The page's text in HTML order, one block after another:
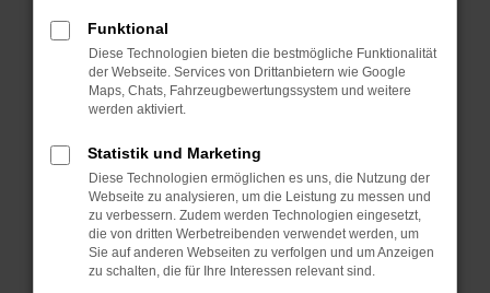
Das kann manchmal helfen, vorübergehende
Probleme zu beheben.
Stelle sicher, dass dein Browser und dein
Betriebssystem auf dem neuesten Stand sind.
Sicherheitsrisiko, sondern kann auch dazu führen,
dass bestimmte Funktionen nicht mehr
unterstützt werden.
Wende dich an den Webseitenbetreiber.
Wenn du alle oben genannten Schritte versucht
hast, kontaktiere uns bitte. Wir werden versuchen,
Funktional
Diese Technologien bieten die bestmögliche Funktionalität
der Webseite. Services von Drittanbietern wie Google
Maps, Chats, Fahrzeugbewertungssystem und weitere
werden aktiviert.
Statistik und Marketing
Diese Technologien ermöglichen es uns, die Nutzung der
Webseite zu analysieren, um die Leistung zu messen und
zu verbessern. Zudem werden Technologien eingesetzt,
die von dritten Werbetreibenden verwendet werden, um
Sie auf anderen Webseiten zu verfolgen und um Anzeigen
zu schalten, die für Ihre Interessen relevant sind.